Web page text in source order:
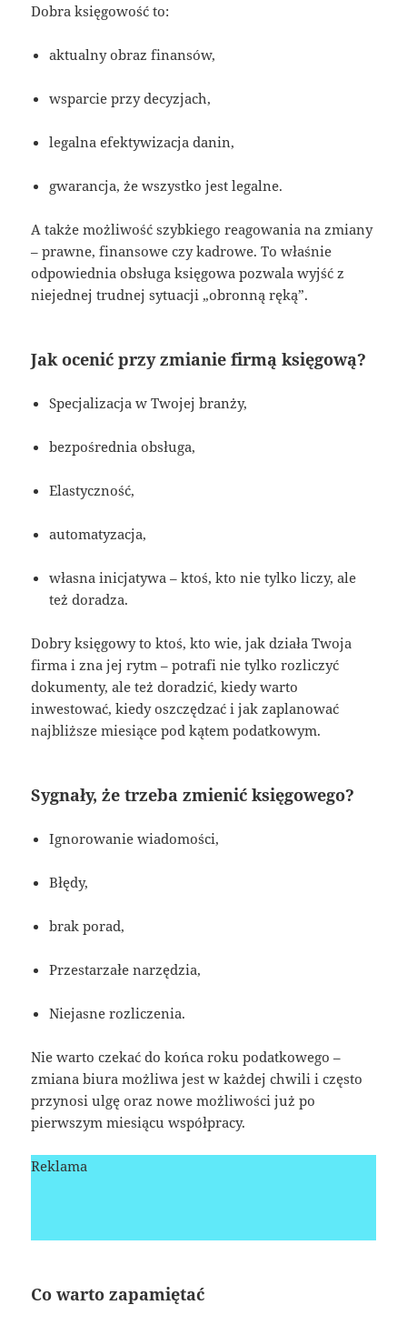
Dobra księgowość to:
aktualny obraz finansów,
wsparcie przy decyzjach,
legalna efektywizacja danin,
gwarancja, że wszystko jest legalne.
A także możliwość szybkiego reagowania na zmiany
– prawne, finansowe czy kadrowe. To właśnie
odpowiednia obsługa księgowa pozwala wyjść z
niejednej trudnej sytuacji „obronną ręką”.
Jak ocenić przy zmianie firmą księgową?
Specjalizacja w Twojej branży,
bezpośrednia obsługa,
Elastyczność,
automatyzacja,
własna inicjatywa – ktoś, kto nie tylko liczy, ale
też doradza.
Dobry księgowy to ktoś, kto wie, jak działa Twoja
firma i zna jej rytm – potrafi nie tylko rozliczyć
dokumenty, ale też doradzić, kiedy warto
inwestować, kiedy oszczędzać i jak zaplanować
najbliższe miesiące pod kątem podatkowym.
Sygnały, że trzeba zmienić księgowego?
Ignorowanie wiadomości,
Błędy,
brak porad,
Przestarzałe narzędzia,
Niejasne rozliczenia.
Nie warto czekać do końca roku podatkowego –
zmiana biura możliwa jest w każdej chwili i często
przynosi ulgę oraz nowe możliwości już po
pierwszym miesiącu współpracy.
Reklama
Co warto zapamiętać